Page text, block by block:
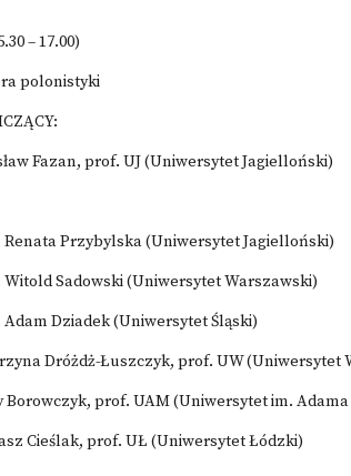
– 17.00)
polonistyki
Fazan, prof. UJ (Uniwersytet Jagielloński)
Przybylska (Uniwersytet Jagielloński)
Sadowski (Uniwersytet Warszawski)
Dziadek (Uniwersytet Śląski)
Dróżdż-Łuszczyk, prof. UW (Uniwersytet
Borowczyk, prof. UAM (Uniwersytet im.
Cieślak, prof. UŁ (Uniwersytet Łódzki)